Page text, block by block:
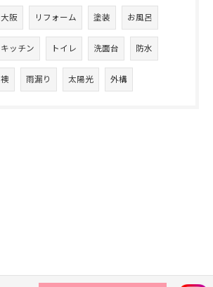
大阪 リフォーム 塗装 お風呂
キッチン トイレ 洗面台 防水
襖 雨漏り 太陽光 外構